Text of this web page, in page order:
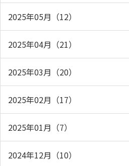
2025年05月（12）
2025年04月（21）
2025年03月（20）
2025年02月（17）
2025年01月（7）
2024年12月（10）